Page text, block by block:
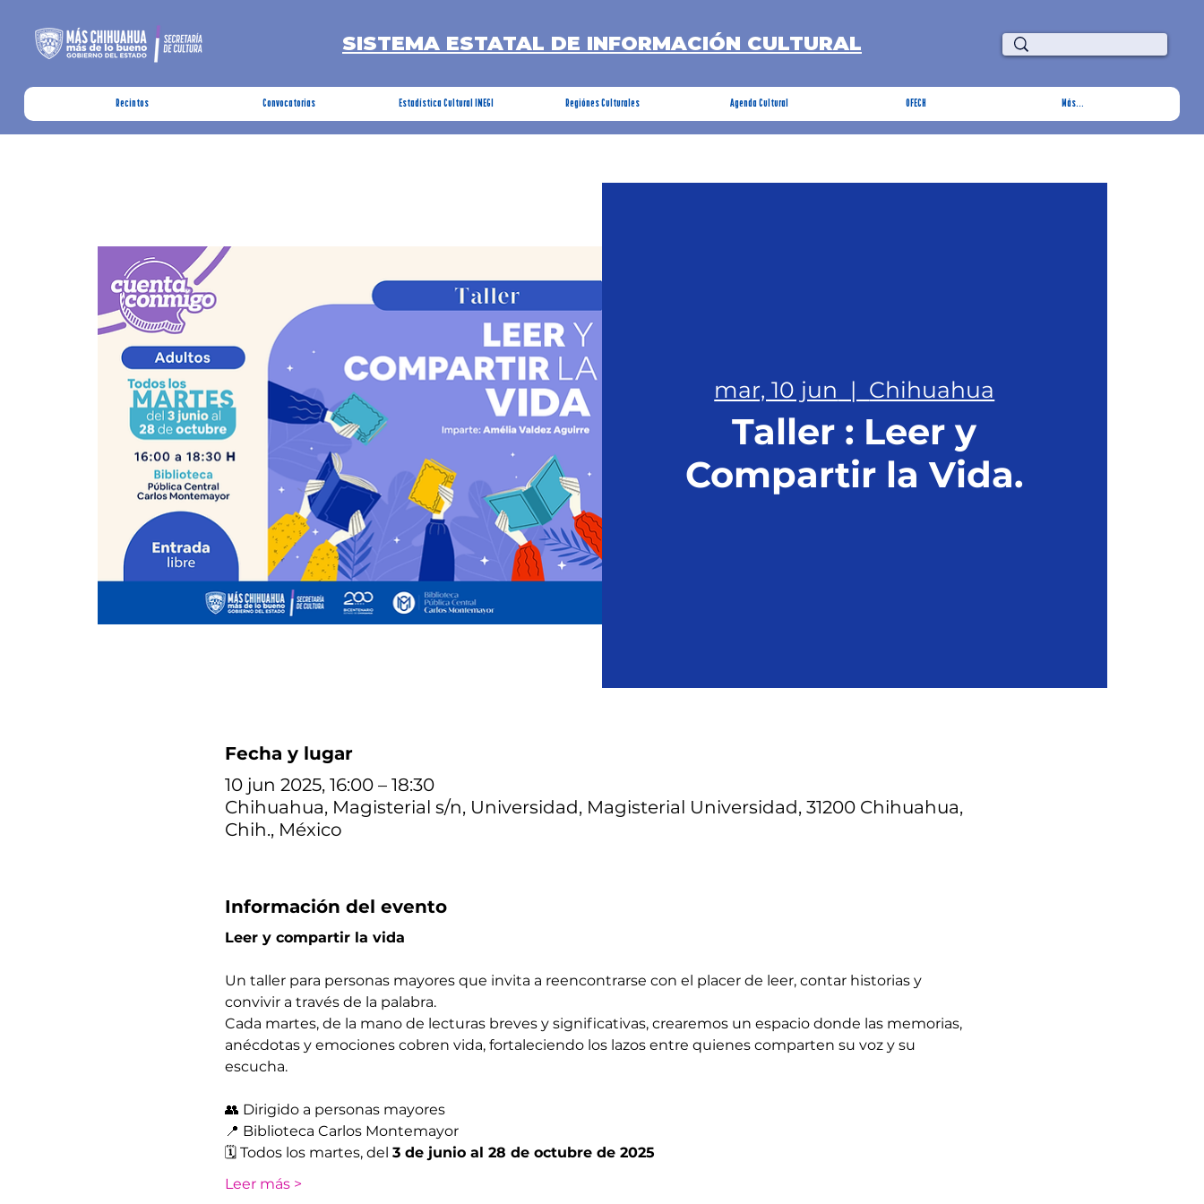
SISTEMA ESTATAL DE INFORMACIÓN CULTURAL
Recintos Convocatorias Estadística Cultural INEGI Regiónes Culturales Agenda Cultural OFECH Más...
mar, 10 jun
  |
Chihuahua
Taller : Leer y
Compartir la Vida.
Fecha y lugar
10 jun 2025, 16:00 – 18:30
Chihuahua, Magisterial s/n, Universidad, Magisterial Universidad, 31200 Chihuahua,
Chih., México
Información del evento
Leer y compartir la vida
Un taller para personas mayores que invita a reencontrarse con el placer de leer, contar historias y
convivir a través de la palabra.
Cada martes, de la mano de lecturas breves y significativas, crearemos un espacio donde las memorias,
anécdotas y emociones cobren vida, fortaleciendo los lazos entre quienes comparten su voz y su
escucha.
👥 Dirigido a personas mayores
📍 Biblioteca Carlos Montemayor
🗓 Todos los martes, del 3 de junio al 28 de octubre de 2025
Leer más >